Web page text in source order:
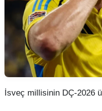
İsveç millisinin DÇ-2026